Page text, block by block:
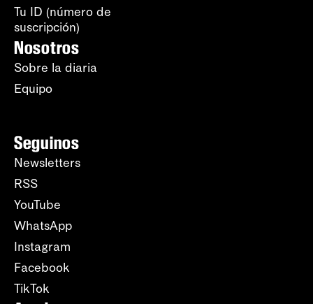
Tu ID (número de
suscripción)
Nosotros
Sobre la diaria
Equipo
Seguinos
Newsletters
RSS
YouTube
WhatsApp
Instagram
Facebook
TikTok